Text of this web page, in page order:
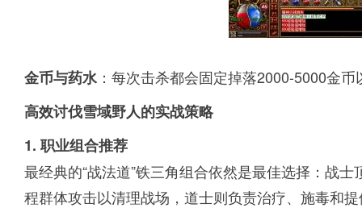
金币与药水 ：每次击杀都会固定掉落2000-5000金
高效讨伐雪域野人的实战策略
1. 职业组合推荐
最经典的“战法道”铁三角组合依然是最佳选择：战
程群体攻击以清理战场，道士则负责治疗、施毒和